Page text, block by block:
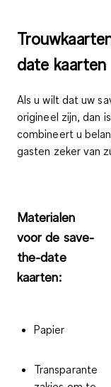
date kaarten
Als u wilt dat uw
origineel zijn, dan
combineert u
gasten zeker van
Materialen
voor de save-
the-date
kaarten:
Papier
Transparante